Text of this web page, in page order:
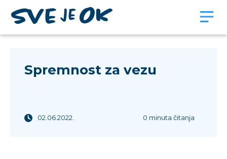
Spremnost za vezu
02.06.2022. 0 minuta čitanja